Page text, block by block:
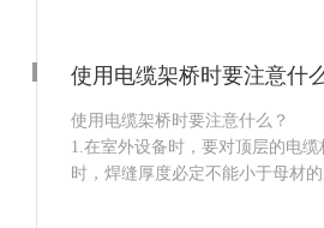
三、电缆不要超负荷运用。
使用电缆架桥时要注意什
使用电缆架桥时要注意什么？
1.在室外设备时，要对顶层的电
时，焊缝厚度必定不能小于母材